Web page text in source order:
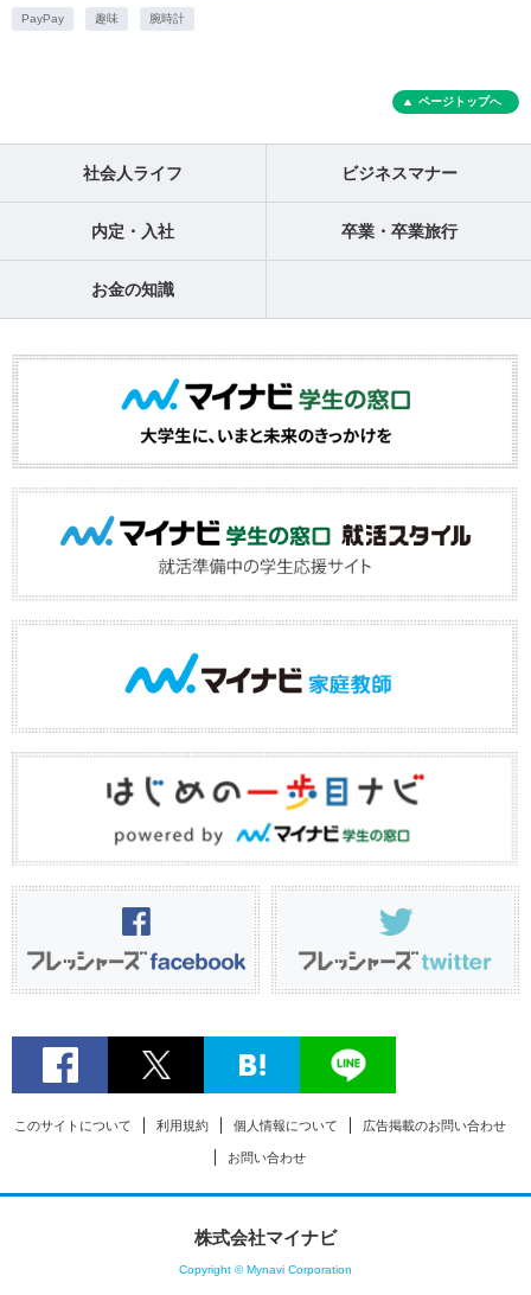
PayPay 趣味 腕時計
ページトップへ
社会人ライフ ビジネスマナー
内定・入社 卒業・卒業旅行
お金の知識
このサイトについて 利用規約 個人情報について 広告掲載のお問い合わせ
お問い合わせ
株式会社マイナビ
Copyright © Mynavi Corporation